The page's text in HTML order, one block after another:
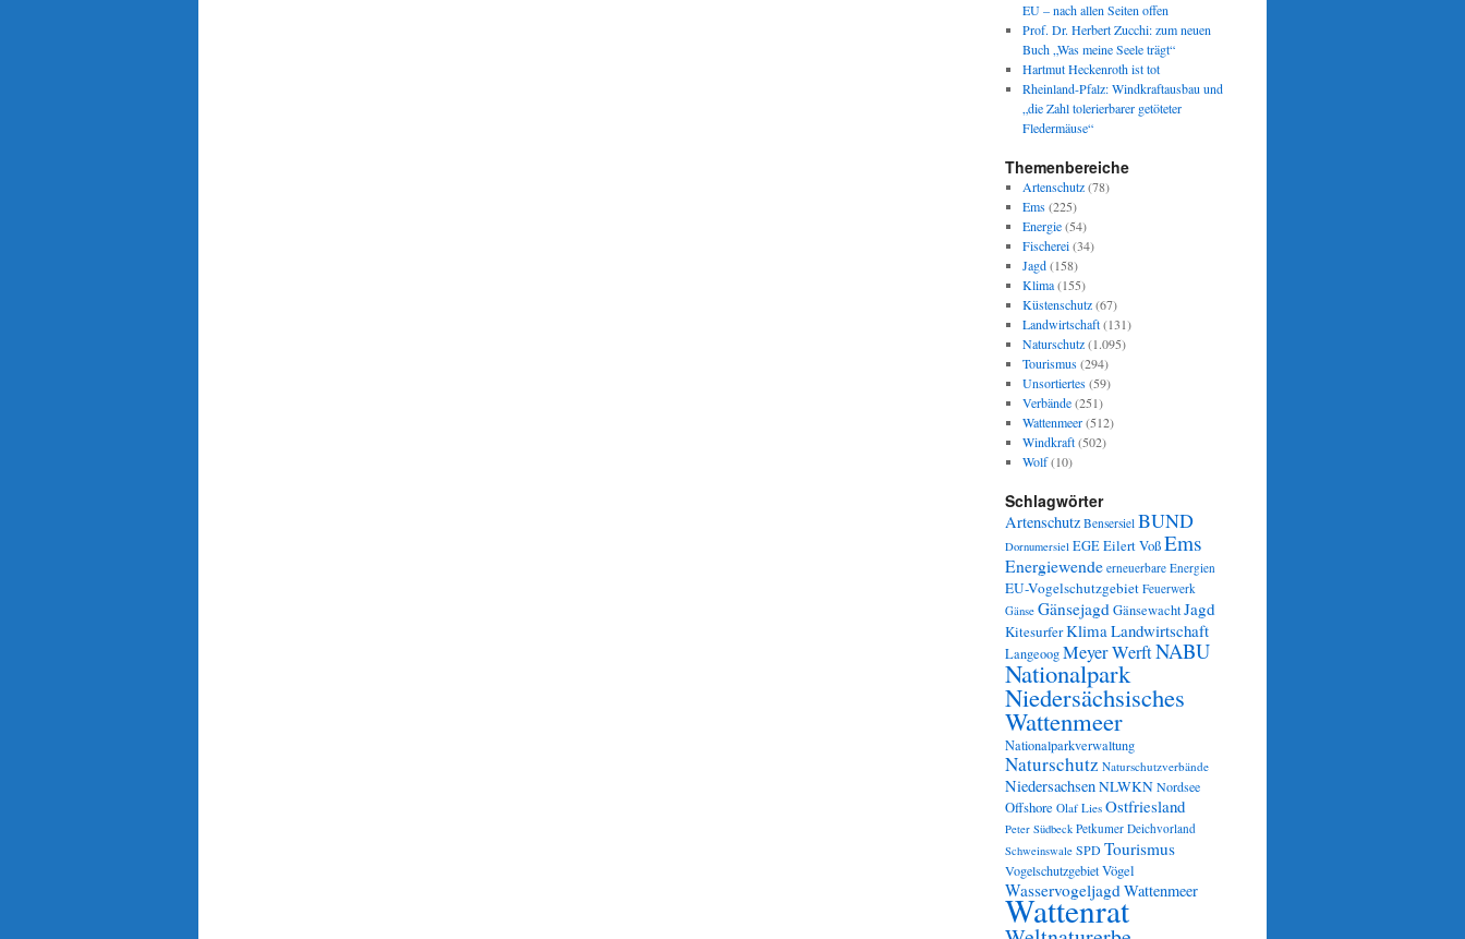
EU – nach allen Seiten offen
Prof. Dr. Herbert Zucchi: zum neuen
Buch „Was meine Seele trägt“
Hartmut Heckenroth ist tot
Rheinland-Pfalz: Windkraftausbau und
„die Zahl tolerierbarer getöteter
Fledermäuse“
Themenbereiche
Artenschutz(78)
Ems(225)
Energie(54)
Fischerei(34)
Jagd(158)
Klima(155)
Küstenschutz(67)
Landwirtschaft(131)
Naturschutz(1.095)
Tourismus(294)
Unsortiertes(59)
Verbände(251)
Wattenmeer(512)
Windkraft(502)
Wolf(10)
Schlagwörter
Artenschutz Bensersiel BUND
Dornumersiel EGEEilert VoßEms
Energiewende erneuerbare Energien
EU-Vogelschutzgebiet Feuerwerk
Gänse GänsejagdGänsewachtJagd
KitesurferKlimaLandwirtschaft
LangeoogMeyer WerftNABU
Nationalpark
Niedersächsisches
Wattenmeer
Nationalparkverwaltung
Naturschutz Naturschutzverbände
NiedersachsenNLWKNNordsee
Offshore Olaf Lies Ostfriesland
Peter Südbeck Petkumer Deichvorland
Schweinswale SPDTourismus
VogelschutzgebietVögel
WasservogeljagdWattenmeer
Wattenrat